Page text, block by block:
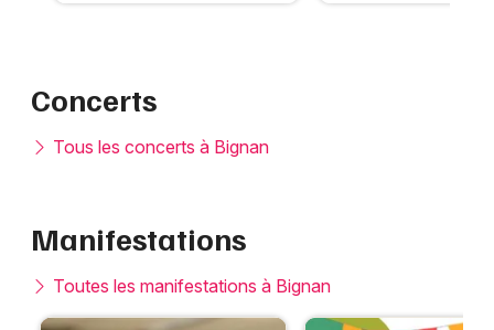
Concerts
Tous les concerts à Bignan
Manifestations
Toutes les manifestations à Bignan